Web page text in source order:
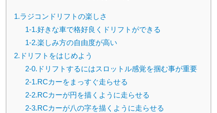
1.ラジコンドリフトの楽しさ
1-1.好きな車で格好良くドリフトができる
1-2.楽しみ方の自由度が高い
2.ドリフトをはじめよう
2-0.ドリフトするにはスロットル感覚を掴む事が重要
2-1.RCカーをまっすぐ走らせる
2-2.RCカーが円を描くように走らせる
2-3.RCカーが八の字を描くように走らせる